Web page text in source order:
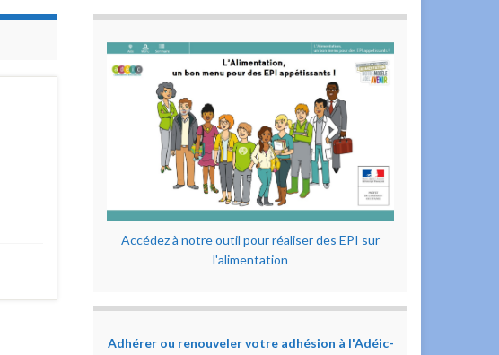
Accédez à notre outil pour réaliser des EPI sur
l'alimentation
Adhérer ou renouveler votre adhésion à l'Adéic-